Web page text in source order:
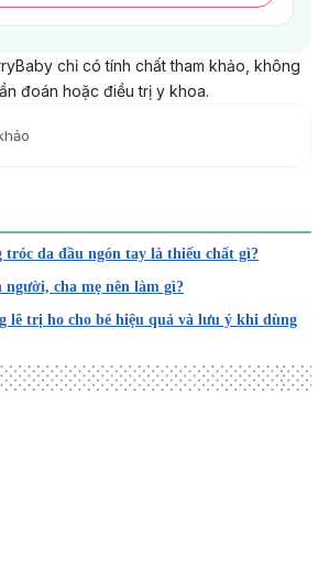
chỉ có tính chất tham khảo, không
đoán hoặc điều trị y khoa.
en/service/ear-nose-
rhinorrhea
06/2022
– children
health-
or-runny-nose-children
06/2022
tróc da đầu ngón tay là thiếu chất gì?
cha mẹ nên làm gì?
lê trị ho cho bé hiệu quả và lưu ý khi dùng